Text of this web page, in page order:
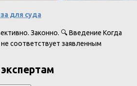
для суда
Законно. 🔍 Введение Когда
соответствует заявленным